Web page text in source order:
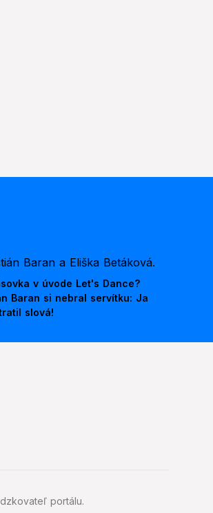
v úvode Let's Dance?
Baran si nebral servítku: Ja
slová!
portálu.